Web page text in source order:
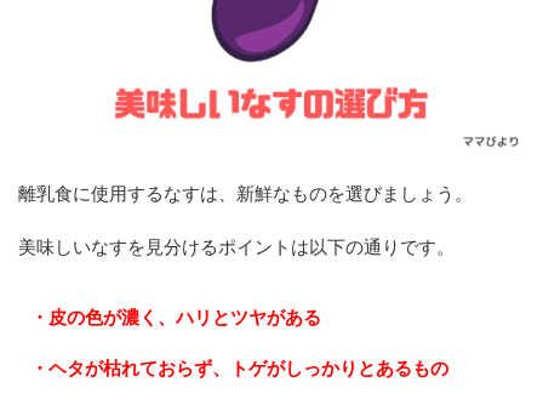
離乳食に使用するなすは、新鮮なものを選びましょう。
美味しいなすを見分けるポイントは以下の通りです。
・皮の色が濃く、ハリとツヤがある
・ヘタが枯れておらず、トゲがしっかりとあるもの